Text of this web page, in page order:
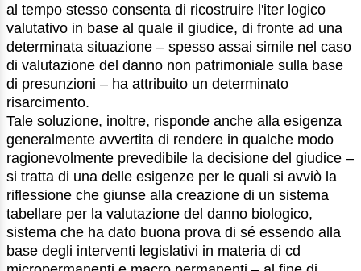
al tempo stesso consenta di ricostruire l'iter logico
valutativo in base al quale il giudice, di fronte ad una
determinata situazione – spesso assai simile nel caso
di valutazione del danno non patrimoniale sulla base
di presunzioni – ha attribuito un determinato
risarcimento.
Tale soluzione, inoltre, risponde anche alla esigenza
generalmente avvertita di rendere in qualche modo
ragionevolmente prevedibile la decisione del giudice –
si tratta di una delle esigenze per le quali si avviò la
riflessione che giunse alla creazione di un sistema
tabellare per la valutazione del danno biologico,
sistema che ha dato buona prova di sé essendo alla
base degli interventi legislativi in materia di cd